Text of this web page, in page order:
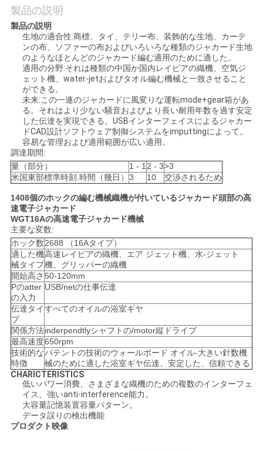
質
管
く
だ
さ
い
ニ
ュ
ー
ス
引
金
を
製品の説明
製品の説明
生地の適合性:商標、タイ、テリー布、装飾的な生地、カーテ
ンの布、ソファーの布およびいろいろな種類のジャカード生地
のようなほとんどのジャカード編む適用のために適した。
適用の分野:それは種類の中国か国内レイピアの織機、空気ジ
ェット機、water-jetおよびタオル編む機械と一致させること
ができる。
未来:この一連のジャカードに風変りな運転mode+gear箱があ
る。それはより少ない騒音およびより長い耐用年数を過す安定
した伝達を実現できる。USBインターフェイスによるジャカー
ドCAD設計ソフトウェア制御システムをimputtingによって。
容易な管理および適用範囲が広い適用。
調達期間:
量（部分）
1 - 12 - 3>3
米国東部標準時刻.時間（幾日） 3 10 交渉されるため
1408個のホックの編む機械織機が付いているジャカード頭部の高
速電子ジャカード
WGT16Aの高速電子ジャカード機械
主要な変数:
ホック数2688 （16Aタイプ）
適した機
械タイプ
高速レイピアの織機、エア ジェット機、水-ジェット
機、グリッパーの織機
開始高さ 50-120mm
Pのatter
の入力
USB/netの仕事伝達
伝達タイ
プ
すべてのオイルの浴室ギヤ
関係方法inderpendtlyシャフトの/motor縦ドライブ
最高速度650rpm
技術的な
特徴
パテントの技術のウォールボード オイル-大きい針数機
械のために適した浴室ギヤ伝達、安定した、信頼できる
CHARICTERISTICS
低いパワー消費、さまざまな織機のための複数のインターフェ
イス。強いanti-interference能力。
大容量記憶装置容量パターン。
データ誤りの検出機能
プロダクト映像